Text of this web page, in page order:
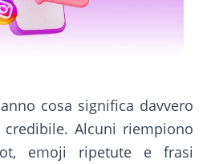
cosa significa davvero
Alcuni riempiono
emoji ripetute e frasi